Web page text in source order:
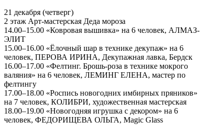
21 декабря (четверг)
2 этаж Арт-мастерская Деда мороза
14.00–15.00 «Ковровая вышивка» на 6 человек, АЛМАЗ-
ЭЛИТ
15.00–16.00 «Ёлочный шар в технике декупаж» на 6
человек, ПЕРОВА ИРИНА, Декупажная лавка, Бердск
16.00–17.00 «Фелтинг. Брошь-роза в технике мокрого
валяния» на 6 человек, ЛЕМИНГ ЕЛЕНА, мастер по
фелтингу
17.00–18.00 «Роспись новогодних имбирных пряников»
на 7 человек, КОЛИБРИ, художественная мастерская
18.00–19.00 «Новогодняя игрушка с декором» на 6
человек, ФЕДОРИЩЕВА ОЛЬГА, Magic Glass